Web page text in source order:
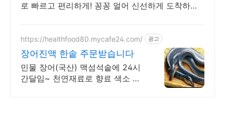
로 빠르고 편리하게! 꽁꽁 얼어 신선하게 도착하는
https://healthfood80.mycafe24.com/ 광고
장어진액 한솥 주문받습니다
민물 장어(국산) 맥섬석솥에 24시
간달임~ 천연재료로 향료 색소 무